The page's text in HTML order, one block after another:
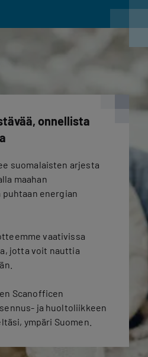
onnellista
suomalaisten arjesta
maahan
energian
vaativissa
jotta voit nauttia
Scanofficen
ja huoltoliikkeen
ympäri Suomen.